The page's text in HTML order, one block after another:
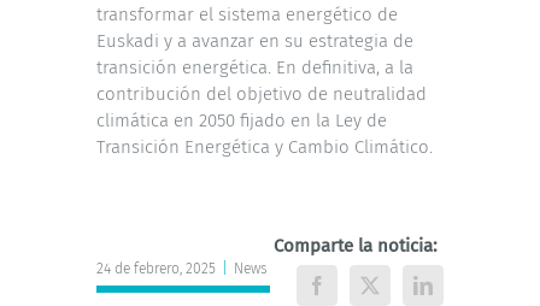
transformar el sistema energético de
Euskadi y a avanzar en su estrategia de
transición energética. En definitiva, a la
contribución del objetivo de neutralidad
climática en 2050 fijado en la Ley de
Transición Energética y Cambio Climático.
24 de febrero, 2025 News
Comparte la noticia:
Facebook
X LinkedIn